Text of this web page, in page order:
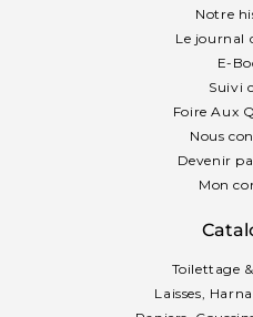
Notre
Le journal
E-
Suivi
Foire Aux
Nous
Devenir
Mon
Toilettage
Laisses,